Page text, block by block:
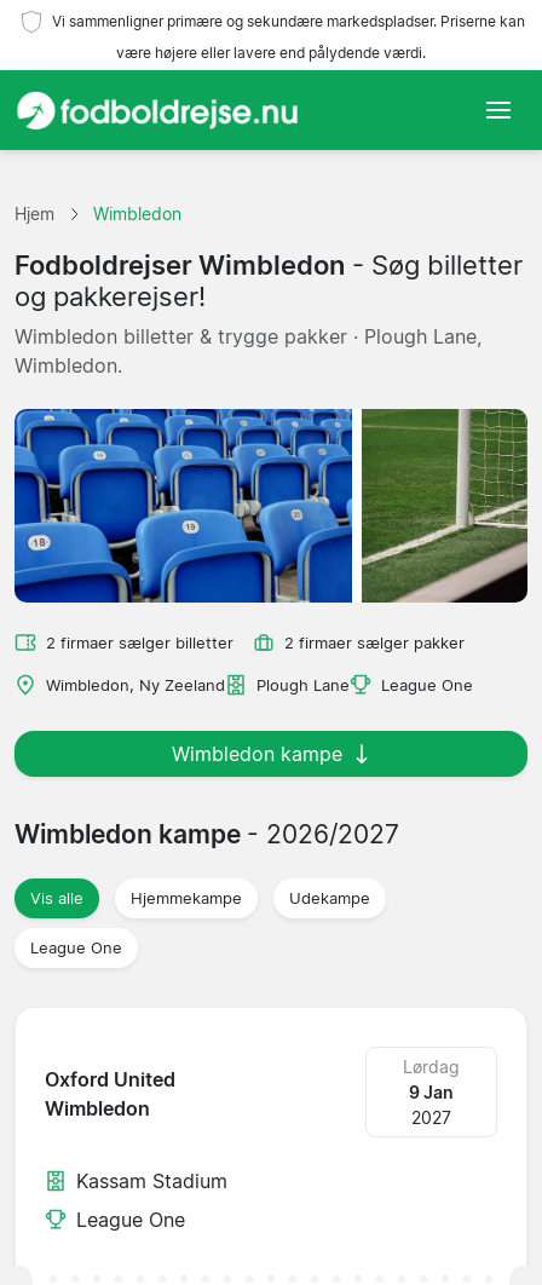
Vi sammenligner primære og sekundære markedspladser. Priserne kan
være højere eller lavere end pålydende værdi.
Hold
Rejsebureauer
Hjem Wimbledon
Fodboldrejser Wimbledon - Søg billetter
og pakkerejser!
Wimbledon billetter & trygge pakker · Plough Lane,
Wimbledon.
2 firmaer sælger billetter 2 firmaer sælger pakker
Wimbledon, Ny Zeeland Plough Lane League One
Wimbledon kampe
Wimbledon kampe - 2026/2027
Vis alle Hjemmekampe Udekampe
League One
Oxford United
Wimbledon
Lørdag
9 Jan
2027
Kassam Stadium
League One